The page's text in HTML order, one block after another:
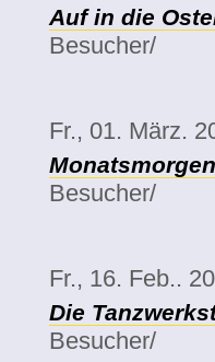
Auf in die
Besucher/
Fr., 01. März.
Besucher/
Fr., 16. Feb..
Die
Besucher/